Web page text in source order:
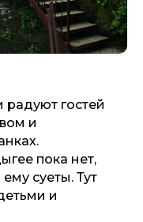
гостей
и
пока нет,
суеты. Тут
и